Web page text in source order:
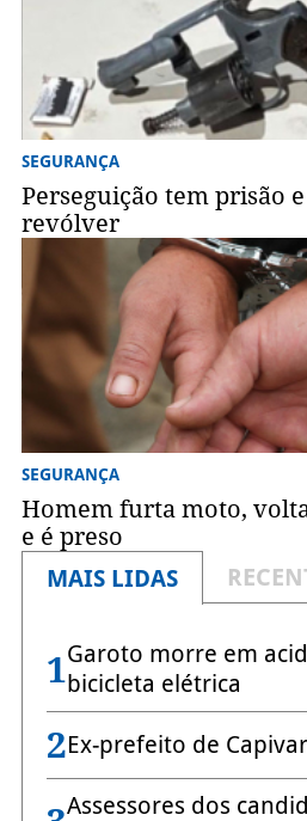
SEGURANÇA
Perseguição tem prisão
revólver
SEGURANÇA
Homem furta moto,
e é preso
MAIS LIDAS
1Garoto morre em
bicicleta elétrica
2Ex-prefeito de
Assessores dos